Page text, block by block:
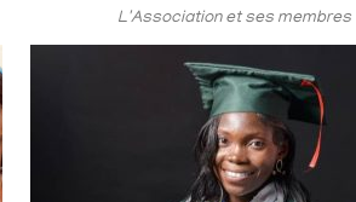
L'Association et ses membres